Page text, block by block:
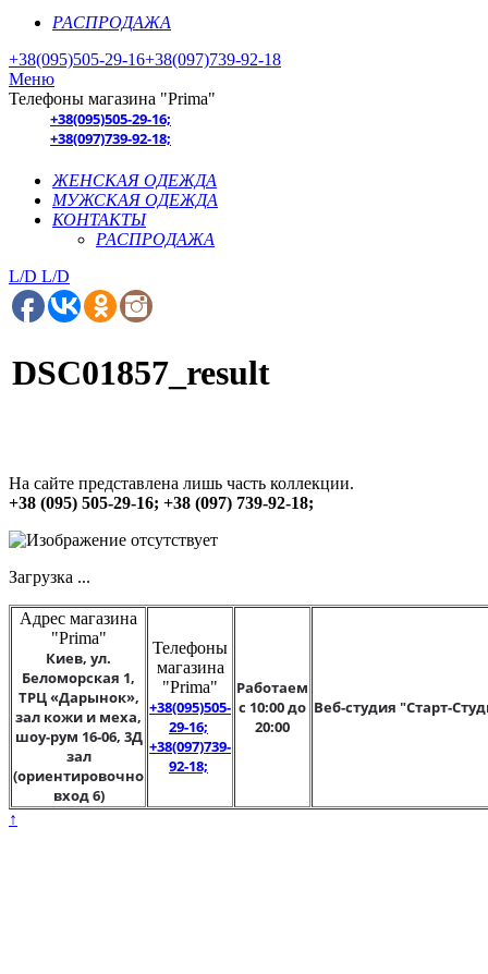
РАСПРОДАЖА
+38(095)505-29-16+38(097)739-92-18
Меню
Телефоны магазина "Prima"
+38(095)505-29-16;
+38(097)739-92-18;
ЖЕНСКАЯ ОДЕЖДА
МУЖСКАЯ ОДЕЖДА
КОНТАКТЫ
РАСПРОДАЖА
L/D L/D
DSC01857_result
На сайте представлена лишь часть коллекции.
+38 (095) 505-29-16; +38 (097) 739-92-18;
Загрузка ...
Адрес магазина
"Prima"
Киев, ул.
Беломорская 1,
ТРЦ «Дарынок»,
зал кожи и меха,
шоу-рум 16-06, 3Д
зал
(ориентировочно
вход 6)
Телефоны
магазина
"Prima"
+38(095)505-
29-16;
+38(097)739-
92-18;
Работаем
с 10:00 до
20:00
Веб-студия "Старт-
↑